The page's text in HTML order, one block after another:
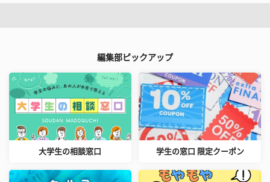
編集部ピックアップ
大学生の相談窓口 学生の窓口 限定クーポン